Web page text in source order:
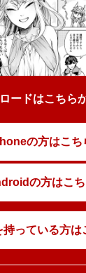
ードはこちら
の方はこち
の方はこち
持っている方は